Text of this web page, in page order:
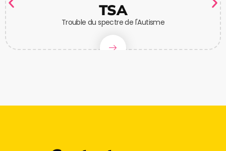
TSA
Trouble du spectre de l'Autisme